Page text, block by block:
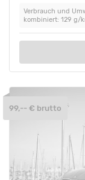
Verbrauch und
kombiniert: 129 g/
99,-- € brutto